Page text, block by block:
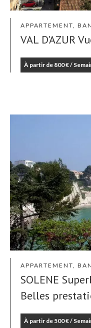
APPARTEMENT,
VAL D'AZUR
À partir de 800 € /
APPARTEMENT,
SOLENE
Belles
À partir de 500 € /